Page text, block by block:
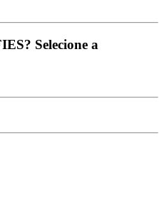
Selecione a